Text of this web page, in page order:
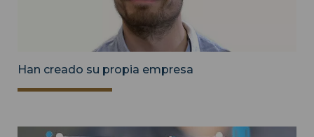
Han creado su propia empresa